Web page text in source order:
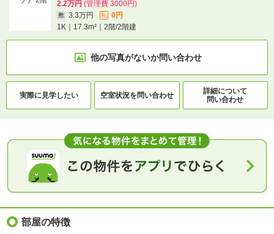
2.2万円 (管理費 3000円)
敷 3.3万円 礼
0円
1K｜17.3m²｜2階/2階建
他の写真がないか問い合わせ
実際に見学したい 空室状況を問い合わせ
詳細について
問い合わせ
部屋の特徴